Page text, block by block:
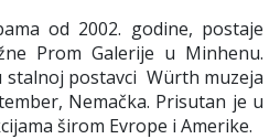
od 2002. godine, postaje
Prom Galerije u Minhenu.
stalnoj postavci Würth muzeja
Nemačka. Prisutan je u
širom Evrope i Amerike.